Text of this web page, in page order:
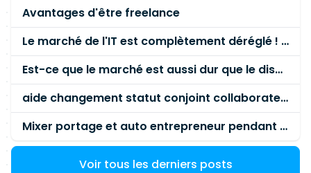
Avantages d'être freelance
Le marché de l'IT est complètement déréglé ! STOP à cette mascarade ! Il faut s'unir et résister !
Est-ce que le marché est aussi dur que le disent les commerciaux ?
aide changement statut conjoint collaborateur
Mixer portage et auto entrepreneur pendant des années - quel risque ?
Voir tous les derniers posts